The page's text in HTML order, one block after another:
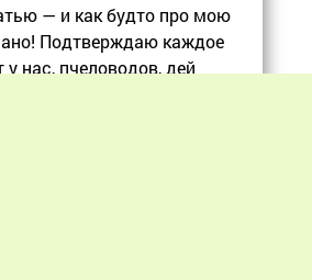
— и как будто про мою
Подтверждаю каждое
у нас, пчеловодов, дей